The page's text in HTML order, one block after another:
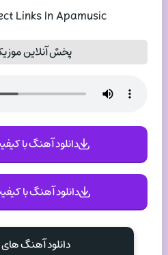
Links In Apamusic
پخش آنلاین
دانلود آهنگ با
دانلود آهنگ با
دانلود آهنگ